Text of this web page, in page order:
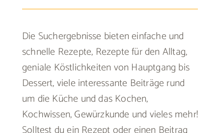
Die Suchergebnisse bieten einfache und
schnelle Rezepte, Rezepte für den Alltag,
geniale Köstlichkeiten von Hauptgang bis
Dessert, viele interessante Beiträge rund
um die Küche und das Kochen,
Kochwissen, Gewürzkunde und vieles mehr!